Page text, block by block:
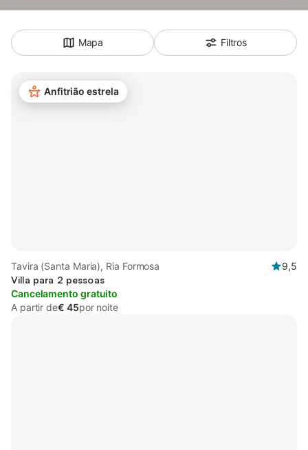
Mapa Filtros
Anfitrião estrela
Tavira (Santa Maria), Ria Formosa
9,5
Villa para 2 pessoas
Cancelamento gratuito
A partir de€ 45por noite